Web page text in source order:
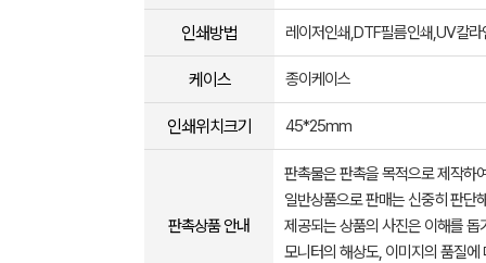
인쇄방법 레이저인쇄,DTF필름인쇄,UV칼라
케이스 종이케이스
인쇄위치크기 45*25mm
판촉상품 안내
판촉물은 판촉을 목적으로 제작하
일반상품으로 판매는 신중히 판단
제공되는 상품의 사진은 이해를
모니터의 해상도, 이미지의 품질